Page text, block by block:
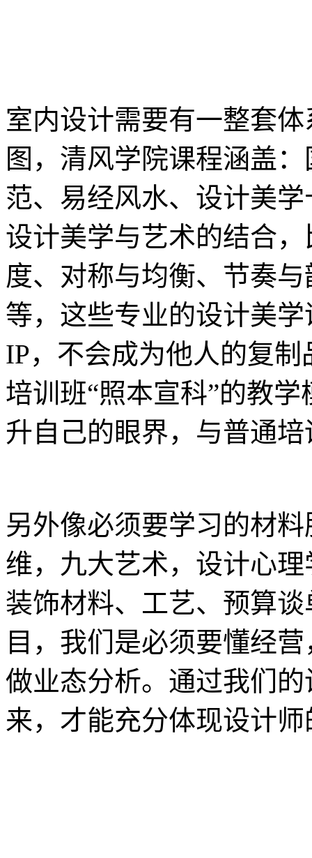
室内设计需要有一整套
图，清风学院课程涵盖
范、易经风水、设计美
设计美学与艺术的结合
度、对称与均衡、节奏
等，这些专业的设计美
IP，不会成为他人的复
培训班“照本宣科”的教
升自己的眼界，与普通
另外像必须要学习的材
维，九大艺术，设计心
装饰材料、工艺、预算
目，我们是必须要懂经
做业态分析。通过我们
来，才能充分体现设计